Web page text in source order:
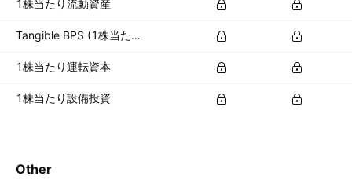
1株当たり流動資産
Tangible BPS (1株当たり有形資産)
1株当たり運転資本
1株当たり設備投資
Other